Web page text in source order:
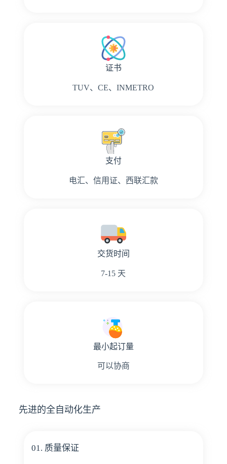
证书
TUV、CE、INMETRO
支付
电汇、信用证、西联汇款
交货时间
7-15 天
最小起订量
可以协商
先进的全自动化生产
01. 质量保证